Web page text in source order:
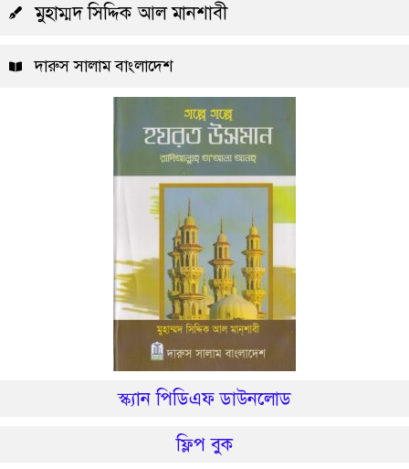
মুহাম্মদ সিদ্দিক আল মানশাবী
দারুস সালাম বাংলাদেশ
স্ক্যান পিডিএফ ডাউনলোড
ফ্লিপ বুক